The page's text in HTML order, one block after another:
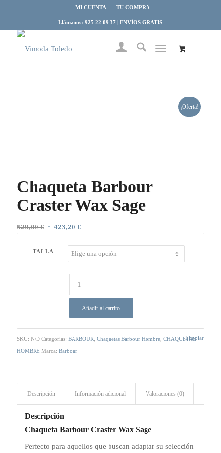
MI CUENTA TU COMPRA
Llámanos: 925 22 09 37 | ENVÍOS GRATIS
¡Oferta!
Chaqueta Barbour
Craster Wax Sage
529,00€ El
original
529,00 €.
423,20 €El
es:
423,20 €.
TALLA
Limpiar
Añadir al carrito
SKU: N/D Categorías: BARBOUR Chaquetas Barbour Hombre, CHAQUETAS
HOMBRE Marca: Barbour
Descripción Información adicional Valoraciones (0)
Descripción
Chaqueta Barbour Craster Wax Sage
Perfecto para aquellos que buscan adaptar su selección